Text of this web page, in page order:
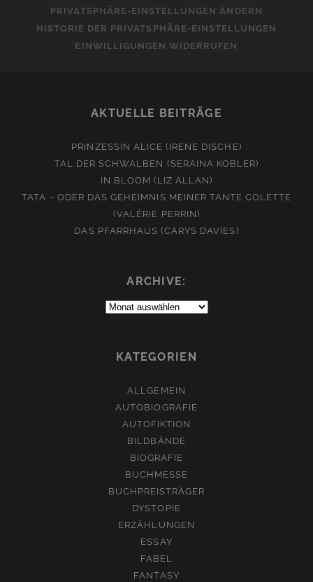
PRIVATSPHÄRE-EINSTELLUNGEN ÄNDERN
HISTORIE DER PRIVATSPHÄRE-EINSTELLUNGEN
EINWILLIGUNGEN WIDERRUFEN
AKTUELLE BEITRÄGE
PRINZESSIN ALICE (IRENE DISCHE)
TAL DER SCHWALBEN (SERAINA KOBLER)
IN BLOOM (LIZ ALLAN)
TATA – ODER DAS GEHEIMNIS MEINER TANTE COLETTE
(VALÉRIE PERRIN)
DAS PFARRHAUS (CARYS DAVIES)
ARCHIVE:
Archive:
KATEGORIEN
ALLGEMEIN
AUTOBIOGRAFIE
AUTOFIKTION
BILDBÄNDE
BIOGRAFIE
BUCHMESSE
BUCHPREISTRÄGER
DYSTOPIE
ERZÄHLUNGEN
ESSAY
FABEL
FANTASY